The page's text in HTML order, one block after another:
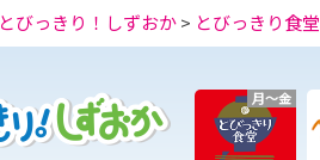
とびっきり！しずおか> とびっきり食堂
月～金